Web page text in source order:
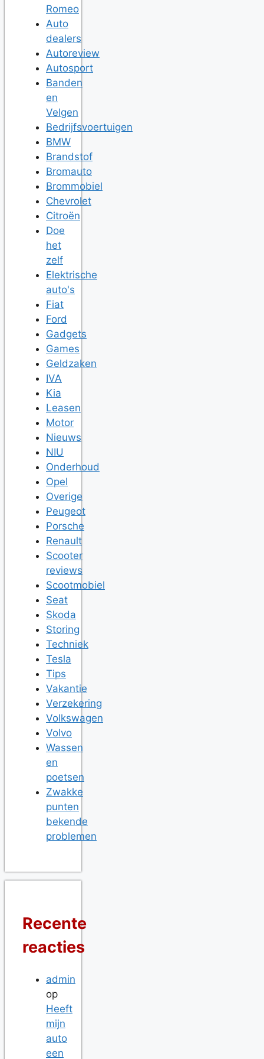
Romeo
Auto
dealers
Autoreview
Autosport
Banden
en
Velgen
Bedrijfsvoertuigen
BMW
Brandstof
Bromauto
Brommobiel
Chevrolet
Citroën
Doe
het
zelf
Elektrische
auto's
Fiat
Ford
Gadgets
Games
Geldzaken
IVA
Kia
Leasen
Motor
Nieuws
NIU
Onderhoud
Opel
Overige
Peugeot
Porsche
Renault
Scooter
reviews
Scootmobiel
Seat
Skoda
Storing
Techniek
Tesla
Tips
Vakantie
Verzekering
Volkswagen
Volvo
Wassen
en
poetsen
Zwakke
punten
bekende
problemen
Recente
reacties
admin
op
Heeft
mijn
auto
een